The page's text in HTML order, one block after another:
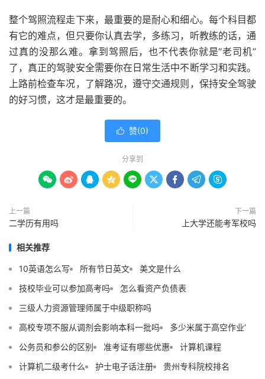
整个驾照流程走下来，最重要的是耐心和细心。每个科目都
有它的难点，但只要你认真去学，多练习，听教练的话，通
过真的没那么难。拿到驾照后，也不代表你就是“老司机”
了，真正的驾驶安全需要你在日常生活中不断学习和实践。
上路前检查车况，了解路况，遵守交通规则，保持安全驾驶
的好习惯，这才是最重要的。
 赞(0)
分享到
        
上一篇
二学历有用吗
下一篇
上大学还能考军校吗
相关推荐
10英语怎么写 所有节日英文
美文是什么
技校毕业可以参加高考吗
怎么看资产负债表
三级人力资源管理师属于中级职称吗
高校专项不服从调剂会影响本科一批吗
多少米属于高空作业‘
公务员和参公的区别
准考证有哪些优惠
计算机课程
计算机二级考什么
护士电子话注册 贵州专科院校排名